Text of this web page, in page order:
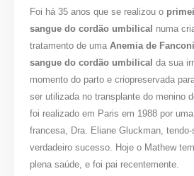
Foi há 35 anos que se realizou o
sangue do cordão umbilical numa
tratamento de uma Anemia de Fanconi
sangue do cordão umbilical da sua
momento do parto e criopreservada
ser utilizada no transplante do menino
foi realizado em Paris em 1988 por
francesa, Dra. Eliane Gluckman,
verdadeiro sucesso. Hoje o Mathew
plena saúde, e foi pai recentemente.